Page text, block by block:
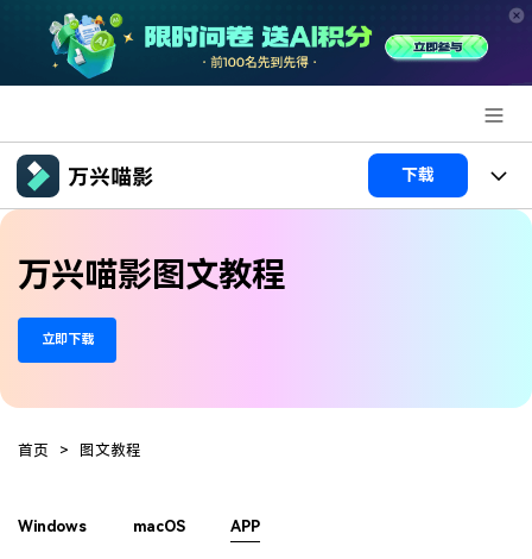
推荐产品
实用工具
新闻中心
关于万兴
加入我们
下载
产品系统
产品功能
AI功能
视频/照片
AI 图生视频 NEW
AI 视频续写 NEW
解决方案
专业创作人群
使用教程
文章资讯
帮助中心
万兴喵影图文教程
立即下载
首页 > 图文教程
Windows macOS APP